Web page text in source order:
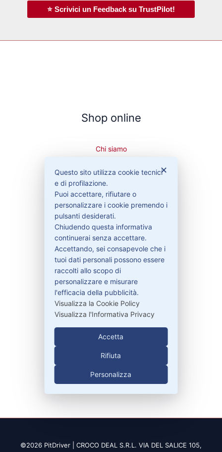
⭐ Scrivici un Feedback su TrustPilot!
Shop online
Chi siamo
Privacy Policy
Condizioni di vendita
Spedizioni e recesso
Bisogno di aiuto?
Contattaci
Garanzie
Contatti
info@pitdriver.com
©2026 PitDriver | CROCO DEAL S.R.L. VIA DEL SALICE 105,
✕
Questo sito utilizza cookie tecnici
e di profilazione.
Puoi accettare, rifiutare o
personalizzare i cookie premendo i
pulsanti desiderati.
Chiudendo questa informativa
continuerai senza accettare.
Accettando, sei consapevole che i
tuoi dati personali possono essere
raccolti allo scopo di
personalizzare e misurare
l'efficacia della pubblicità.
Visualizza la Cookie Policy
Visualizza l'Informativa Privacy
Accetta
Rifiuta
Personalizza